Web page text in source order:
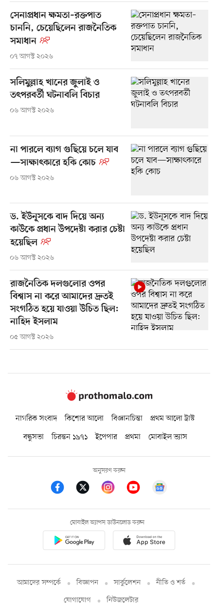
সেনাপ্রধান ক্ষমতা–রক্তপাত
চাননি, চেয়েছিলেন রাজনৈতিক
সমাধান
০৭ আগস্ট ২০২৬
সলিমুল্লাহ খানের জুলাই ও
তৎপরবর্তী ঘটনাবলি বিচার
০৬ আগস্ট ২০২৬
না পারলে ব্যাগ গুছিয়ে চলে যাব
—সাক্ষাৎকারে হকি কোচ
০৬ আগস্ট ২০২৬
ড. ইউনূসকে বাদ দিয়ে অন্য
কাউকে প্রধান উপদেষ্টা করার চেষ্টা
হয়েছিল
০৬ আগস্ট ২০২৬
রাজনৈতিক দলগুলোর ওপর
বিশ্বাস না করে আমাদের দ্রুতই
সংগঠিত হয়ে যাওয়া উচিত ছিল:
নাহিদ ইসলাম
০৫ আগস্ট ২০২৬
নাগরিক সংবাদ কিশোর আলো বিজ্ঞানচিন্তা
প্রথম আলো ট্রাস্ট
বন্ধুসভা
চিরন্তন ১৯৭১ ইপেপার প্রথমা মোবাইল ভ্যাস
অনুসরণ করুন
মোবাইল অ্যাপস ডাউনলোড করুন
আমাদের সম্পর্কে বিজ্ঞাপন সার্কুলেশন
নীতি ও শর্ত
যোগাযোগ
নিউজলেটার